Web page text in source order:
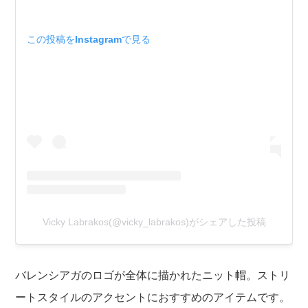
この投稿をInstagramで見る
Vicky Labrakos(@vicky_labrakos)がシェアした投稿
バレンシアガのロゴが全体に描かれたニット帽。ストリ
ートスタイルのアクセントにおすすめのアイテムです。